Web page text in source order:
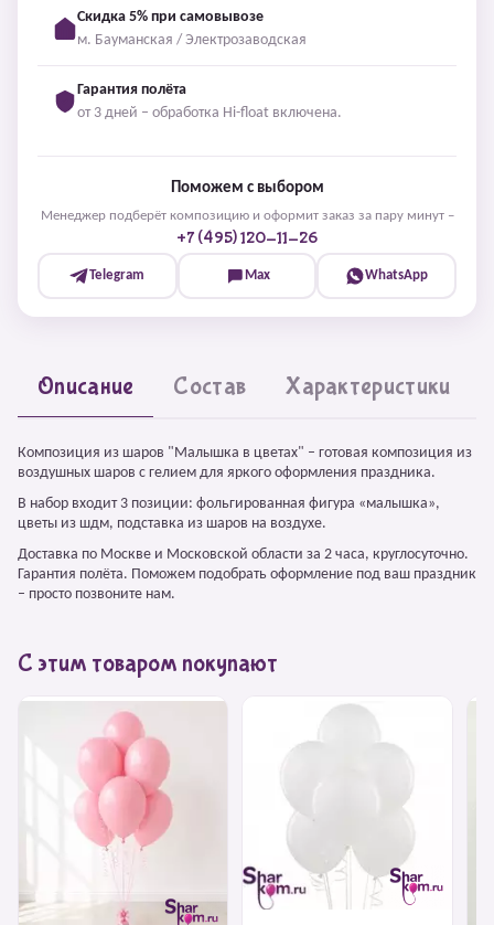
Скидка 5% при самовывозе
м. Бауманская / Электрозаводская
Гарантия полёта
от 3 дней – обработка Hi-float включена.
Поможем с выбором
Менеджер подберёт композицию и оформит заказ за пару минут –
+7 (495) 120-11-26
Telegram Max WhatsApp
Описание Состав Характеристики
Композиция из шаров "Малышка в цветах" – готовая композиция из
воздушных шаров с гелием для яркого оформления праздника.
В набор входит 3 позиции: фольгированная фигура «малышка»,
цветы из шдм, подставка из шаров на воздухе.
Доставка по Москве и Московской области за 2 часа, круглосуточно.
Гарантия полёта. Поможем подобрать оформление под ваш праздник
– просто позвоните нам.
С этим товаром покупают